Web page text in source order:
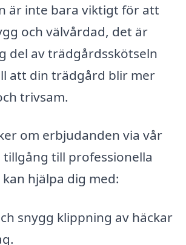
är inte bara viktigt för att
och välvårdad, det är
del av trädgårdsskötseln
att din trädgård blir mer
trivsam.
om erbjudanden via vår
till professionella
hjälpa dig med:
snygg klippning av häckar